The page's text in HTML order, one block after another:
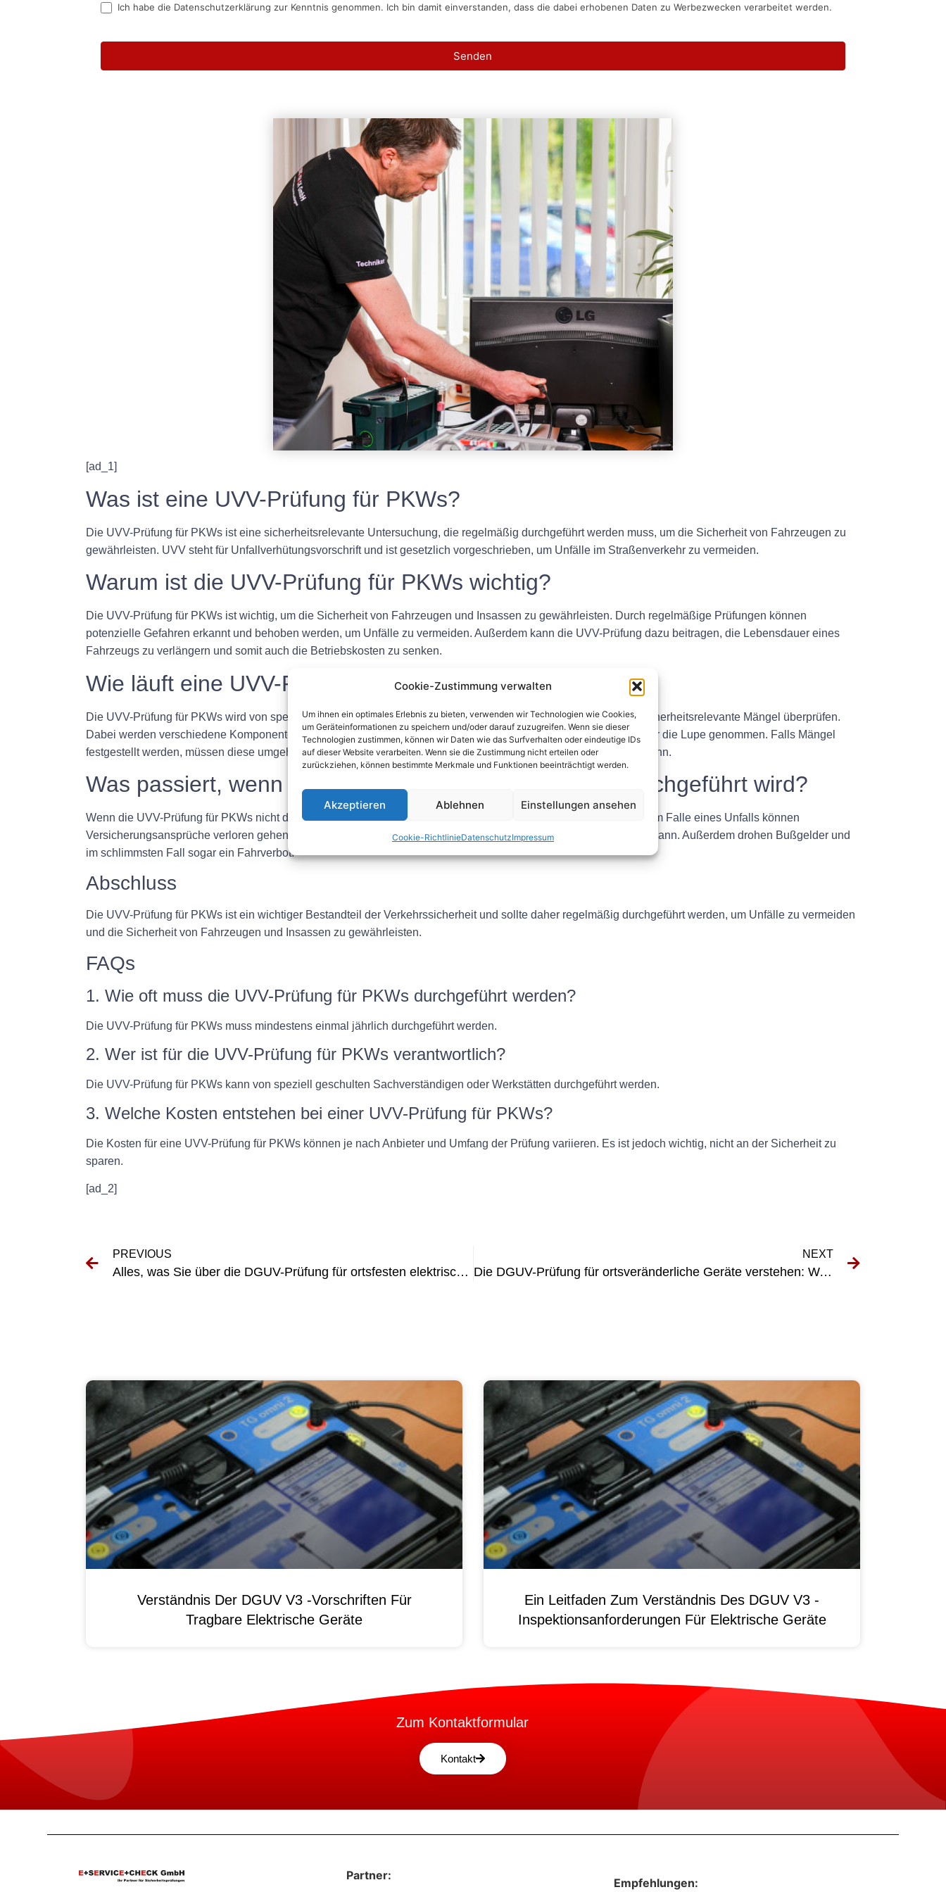
Cookie-Zustimmung verwalten
Um ihnen ein optimales Erlebnis zu bieten, verwenden wir Technologien wie Cookies,
um Geräteinformationen zu speichern und/oder darauf zuzugreifen. Wenn sie dieser
Technologien zustimmen, können wir Daten wie das Surfverhalten oder eindeutige IDs
auf dieser Website verarbeiten. Wenn sie die Zustimmung nicht erteilen oder
zurückziehen, können bestimmte Merkmale und Funktionen beeinträchtigt werden.
Akzeptieren Ablehnen Einstellungen ansehen
Cookie-RichtlinieDatenschutzImpressum
Ich habe die Datenschutzerklärung zur Kenntnis genommen. Ich bin damit einverstanden, dass die dabei erhobenen Daten zu Werbezwecken verarbeitet werden.
Senden
[ad_1]
Was ist eine UVV-Prüfung für PKWs?
Die UVV-Prüfung für PKWs ist eine sicherheitsrelevante Untersuchung, die regelmäßig durchgeführt werden muss, um die Sicherheit von Fahrzeugen zu
gewährleisten. UVV steht für Unfallverhütungsvorschrift und ist gesetzlich vorgeschrieben, um Unfälle im Straßenverkehr zu vermeiden.
Warum ist die UVV-Prüfung für PKWs wichtig?
Die UVV-Prüfung für PKWs ist wichtig, um die Sicherheit von Fahrzeugen und Insassen zu gewährleisten. Durch regelmäßige Prüfungen können
potenzielle Gefahren erkannt und behoben werden, um Unfälle zu vermeiden. Außerdem kann die UVV-Prüfung dazu beitragen, die Lebensdauer eines
Fahrzeugs zu verlängern und somit auch die Betriebskosten zu senken.
Wie läuft eine UVV-Prüfung für PKWs ab?
Die UVV-Prüfung für PKWs wird von speziell geschulten Sachverständigen durchgeführt, die das Fahrzeug auf sicherheitsrelevante Mängel überprüfen.
Dabei werden verschiedene Komponenten wie Bremsen, Beleuchtung, Reifen, Lenkung und Fahrwerk genau unter die Lupe genommen. Falls Mängel
festgestellt werden, müssen diese umgehend behoben werden, bevor das Fahrzeug wieder zugelassen werden kann.
Was passiert, wenn die UVV-Prüfung für PKWs nicht durchgeführt wird?
Wenn die UVV-Prüfung für PKWs nicht durchgeführt wird, kann dies zu schwerwiegenden Konsequenzen führen. Im Falle eines Unfalls können
Versicherungsansprüche verloren gehen, da ein nicht geprüftes Fahrzeug als verkehrsunsicher eingestuft werden kann. Außerdem drohen Bußgelder und
im schlimmsten Fall sogar ein Fahrverbot.
Abschluss
Die UVV-Prüfung für PKWs ist ein wichtiger Bestandteil der Verkehrssicherheit und sollte daher regelmäßig durchgeführt werden, um Unfälle zu vermeiden
und die Sicherheit von Fahrzeugen und Insassen zu gewährleisten.
FAQs
1. Wie oft muss die UVV-Prüfung für PKWs durchgeführt werden?
Die UVV-Prüfung für PKWs muss mindestens einmal jährlich durchgeführt werden.
2. Wer ist für die UVV-Prüfung für PKWs verantwortlich?
Die UVV-Prüfung für PKWs kann von speziell geschulten Sachverständigen oder Werkstätten durchgeführt werden.
3. Welche Kosten entstehen bei einer UVV-Prüfung für PKWs?
Die Kosten für eine UVV-Prüfung für PKWs können je nach Anbieter und Umfang der Prüfung variieren. Es ist jedoch wichtig, nicht an der Sicherheit zu
sparen.
[ad_2]
PREVIOUS
Alles, was Sie über die DGUV-Prüfung für ortsfesten elektrischen Betriebsmittel wissen müssen
NEXT
Die DGUV-Prüfung für ortsveränderliche Geräte verstehen: Was Sie wissen müssen
Verständnis Der DGUV V3 -Vorschriften Für
Tragbare Elektrische Geräte
Ein Leitfaden Zum Verständnis Des DGUV V3 -
Inspektionsanforderungen Für Elektrische Geräte
Zum Kontaktformular
Kontakt
Partner:
Empfehlungen: